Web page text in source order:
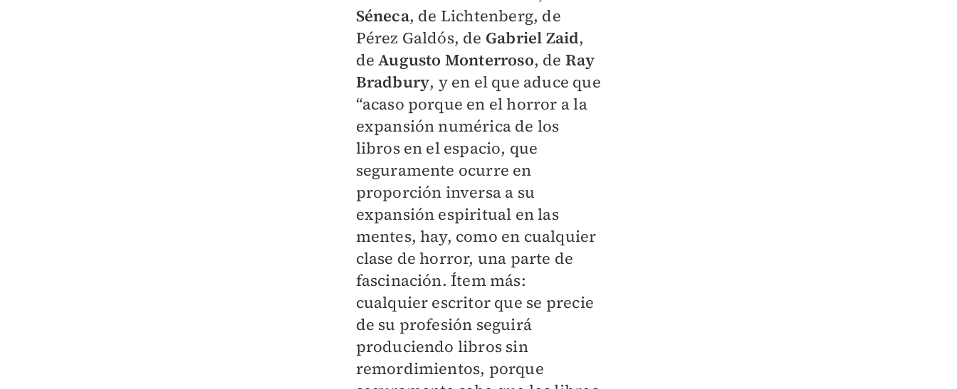
Séneca, de Lichtenberg, de
Pérez Galdós, de Gabriel Zaid,
deAugusto Monterroso, de Ray
Bradbury, y en el que aduce que
“acaso porque en el horror a la
expansión numérica de los
libros en el espacio, que
seguramente ocurre en
proporción inversa a su
expansión espiritual en las
mentes, hay, como en cualquier
clase de horror, una parte de
fascinación. Ítem más:
cualquier escritor que se precie
de su profesión seguirá
produciendo libros sin
remordimientos, porque